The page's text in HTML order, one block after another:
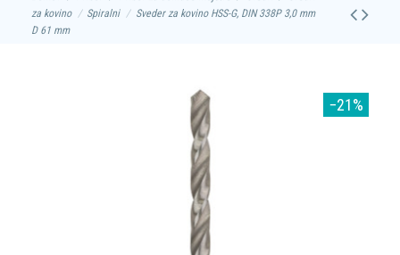
za kovino
Spiralni
Sveder za kovino HSS-G, DIN 338P 3,0 mm
D 61 mm
−21%